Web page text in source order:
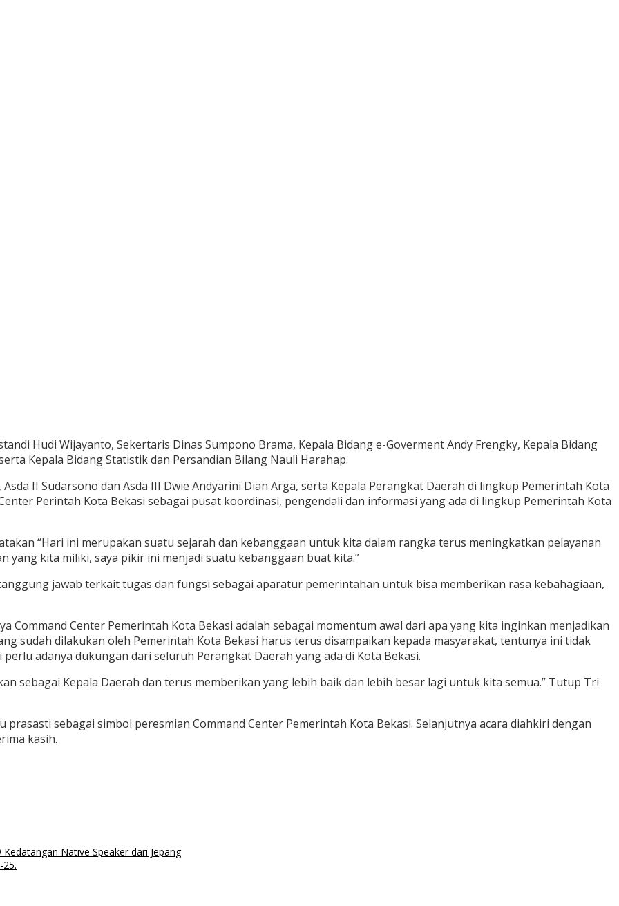
Hudi Wijayanto, Sekertaris Dinas Sumpono Brama, Kepala Bidang e-Goverment Andy Frengky, Kepala Bidang
Kepala Bidang Statistik dan Persandian Bilang Nauli Harahap.
II Sudarsono dan Asda III Dwie Andyarini Dian Arga, serta Kepala Perangkat Daerah di lingkup Pemerintah Kota
Perintah Kota Bekasi sebagai pusat koordinasi, pengendali dan informasi yang ada di lingkup Pemerintah Kota
“Hari ini merupakan suatu sejarah dan kebanggaan untuk kita dalam rangka terus meningkatkan pelayanan
yang kita miliki, saya pikir ini menjadi suatu kebanggaan buat kita.”
jawab terkait tugas dan fungsi sebagai aparatur pemerintahan untuk bisa memberikan rasa kebahagiaan,
Command Center Pemerintah Kota Bekasi adalah sebagai momentum awal dari apa yang kita inginkan menjadikan
sudah dilakukan oleh Pemerintah Kota Bekasi harus terus disampaikan kepada masyarakat, tentunya ini tidak
adanya dukungan dari seluruh Perangkat Daerah yang ada di Kota Bekasi.
sebagai Kepala Daerah dan terus memberikan yang lebih baik dan lebih besar lagi untuk kita semua.” Tutup Tri
sebagai simbol peresmian Command Center Pemerintah Kota Bekasi. Selanjutnya acara diahkiri dengan
kasih.
Native Speaker dari Jepang